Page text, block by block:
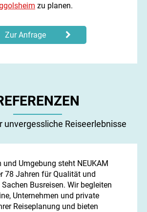
zu planen.
Zur Anfrage
unvergessliche Reiseerlebnisse
und Umgebung steht NEUKAM
78 Jahren für Qualität und
Busreisen. Wir begleiten
Unternehmen und private
Reiseplanung und bieten